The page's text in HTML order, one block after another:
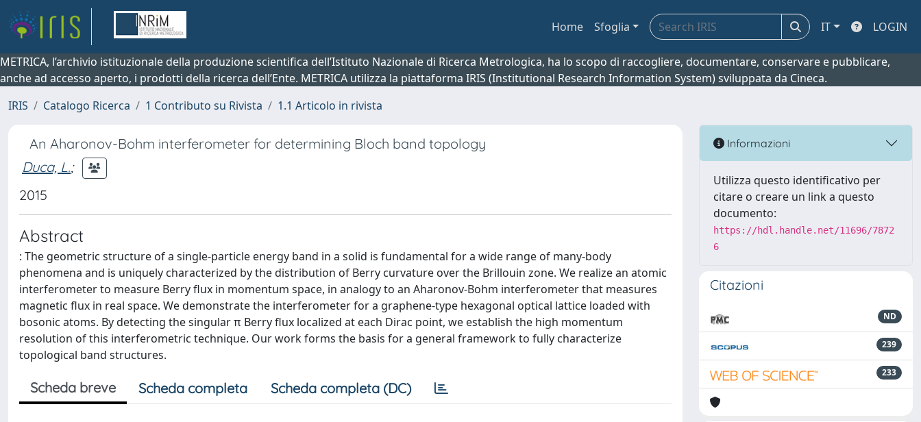
Home Sfoglia IT LOGIN
METRICA, l’archivio istituzionale della produzione scientifica dell’Istituto Nazionale di Ricerca Metrologica, ha lo scopo di raccogliere, documentare, conservare e pubblicare,
anche ad accesso aperto, i prodotti della ricerca dell’Ente. METRICA utilizza la piattaforma IRIS (Institutional Research Information System) sviluppata da Cineca.
IRIS
Catalogo Ricerca 1 Contributo su Rivista 1.1 Articolo in rivista
An Aharonov-Bohm interferometer for determining Bloch band topology
Duca, L.;
2015
Abstract
: The geometric structure of a single-particle energy band in a solid is fundamental for a wide range of many-body
phenomena and is uniquely characterized by the distribution of Berry curvature over the Brillouin zone. We realize an atomic
interferometer to measure Berry flux in momentum space, in analogy to an Aharonov-Bohm interferometer that measures
magnetic flux in real space. We demonstrate the interferometer for a graphene-type hexagonal optical lattice loaded with
bosonic atoms. By detecting the singular π Berry flux localized at each Dirac point, we establish the high momentum
resolution of this interferometric technique. Our work forms the basis for a general framework to fully characterize
topological band structures.
Scheda breve Scheda completa Scheda completa (DC)
Informazioni
Utilizza questo identificativo per
citare o creare un link a questo
documento:
https://hdl.handle.net/11696/7872
6
Citazioni
ND
239
233